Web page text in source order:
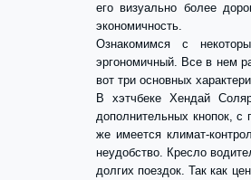
его визуально более
экономичность.
Ознакомимся с
эргономичный. Все в нем
вот три основных
В хэтчбеке Хендай
дополнительных кнопок,
же имеется климат-
неудобство. Кресло
долгих поездок. Так как